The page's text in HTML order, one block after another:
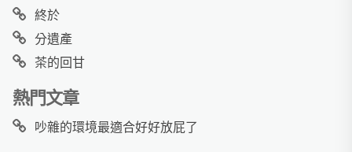
終於
分遺產
茶的回甘
熱門文章
吵雜的環境最適合好好放屁了